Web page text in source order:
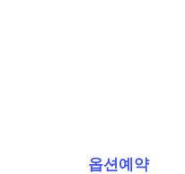
옵션예약